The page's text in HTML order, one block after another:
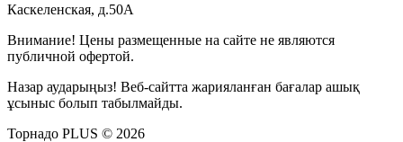
Каскеленская, д.50А
Внимание! Цены размещенные на сайте не являются
публичной офертой.
Назар аударыңыз! Веб-сайтта жарияланған бағалар ашық
ұсыныс болып табылмайды.
Торнадо PLUS © 2026